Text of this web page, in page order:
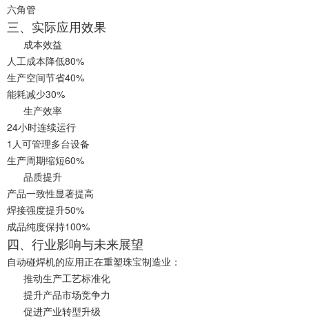
六角管
三、实际应用效果
成本效益
人工成本降低80%
生产空间节省40%
能耗减少30%
生产效率
24小时连续运行
1人可管理多台设备
生产周期缩短60%
品质提升
产品一致性显著提高
焊接强度提升50%
成品纯度保持100%
四、行业影响与未来展望
自动碰焊机的应用正在重塑珠宝制造业：
推动生产工艺标准化
提升产品市场竞争力
促进产业转型升级